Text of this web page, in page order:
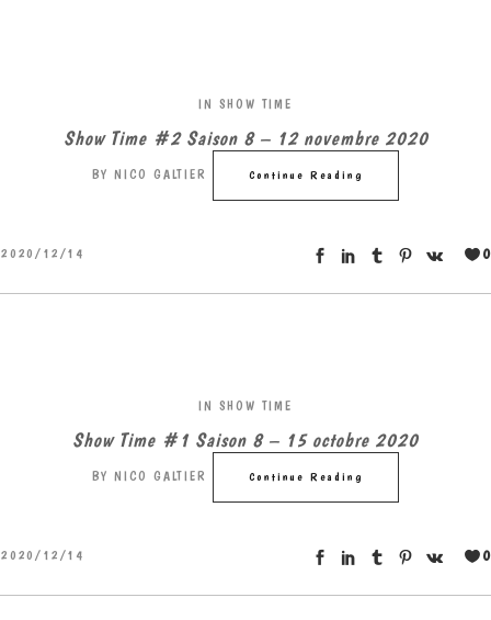
IN SHOW TIME
Show Time #2 Saison 8 – 12 novembre 2020
BY NICO GALTIER Continue Reading
2020/12/14 0
IN SHOW TIME
Show Time #1 Saison 8 – 15 octobre 2020
BY NICO GALTIER Continue Reading
2020/12/14 0